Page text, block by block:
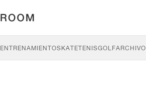
ENTRENAMIENTOSKATETENISGOLFARCHIVO